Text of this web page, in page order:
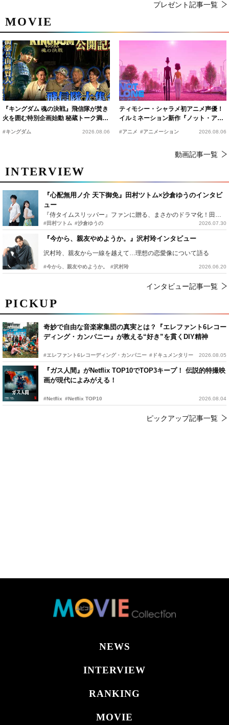
PICKUP
奇妙で自由な音楽家集団の真実とは？『エレファント6レコー
ディング・カンパニー』が教える“好き”を貫くDIY精神
#エレファント6レコーディング・カンパニー #ドキュメンタリー 2026.08.05
『ガス人間』がNetflix TOP10でTOP3キープ！ 伝説的特撮映
画が現代によみがえる！
#Netflix #Netflix TOP10 2026.08.04
ピックアップ記事一覧
MOVIE
『キングダム 魂の決戦』飛信隊が焚き
火を囲む特別企画始動 秘蔵トーク満載
の“キングダムキャンプ”開催
#キングダム 2026.08.06
ティモシー・シャラメ初アニメ声優！
イルミネーション新作『ノット・アロ
#アニメ #アニメーション 2026.08.06
動画記事一覧
INTERVIEW
『心配無用ノ介 天下御免』田村ツトム×沙倉ゆうのインタビ
ュー
#田村ツトム #沙倉ゆうの 2026.07.30
『今から、親友やめようか。』沢村玲インタビュー
沢村玲、親友から一線を越えて…理想の恋愛像について語る
#今から、親友やめようか。 #沢村玲 2026.06.20
インタビュー記事一覧
プレゼント記事一覧
NEWS
INTERVIEW
RANKING
MOVIE